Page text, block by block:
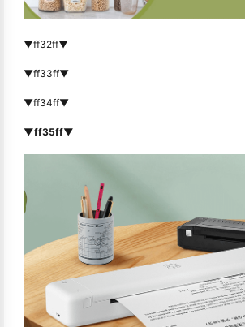
▼ff32ff▼
▼ff33ff▼
▼ff34ff▼
▼ff35ff▼